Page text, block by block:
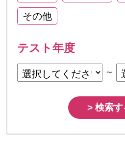
その他
テスト年度
～
> 検索す